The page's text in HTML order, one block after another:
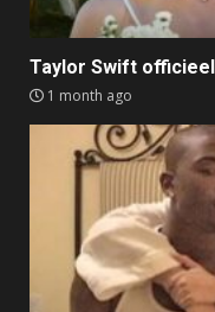
Taylor Swift
1 month ago